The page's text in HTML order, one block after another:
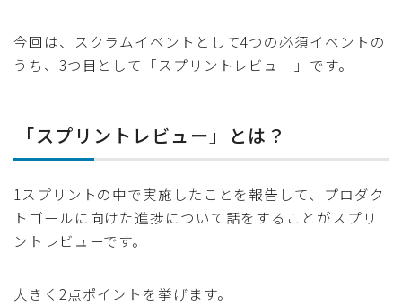
今回は、スクラムイベントとして4つの必須イベントの
うち、3つ目として「スプリントレビュー」です。
「スプリントレビュー」とは？
1スプリントの中で実施したことを報告して、プロダク
トゴールに向けた進捗について話をすることがスプリ
ントレビューです。
大きく2点ポイントを挙げます。